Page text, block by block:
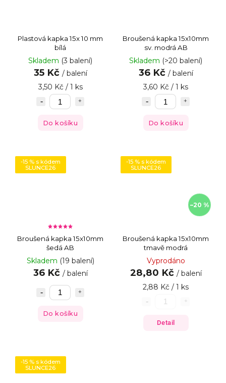
Plastová kapka 15x 10 mm
bílá
Skladem (3 balení)
35 Kč / balení
3,50 Kč / 1 ks
Do košíku
Broušená kapka 15x10mm
sv. modrá AB
Skladem (>20 balení)
36 Kč / balení
3,60 Kč / 1 ks
Do košíku
-15 % s kódem
SLUNCE26
Broušená kapka 15x10mm
šedá AB
Skladem (19 balení)
36 Kč / balení
Do košíku
-15 % s kódem
SLUNCE26
–20 %
Broušená kapka 15x10mm
tmavě modrá
Vyprodáno
28,80 Kč / balení
2,88 Kč / 1 ks
Detail
-15 % s kódem
SLUNCE26